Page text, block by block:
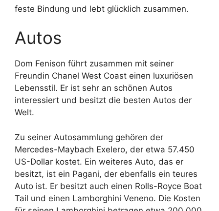
feste Bindung und lebt glücklich zusammen.
Autos
Dom Fenison führt zusammen mit seiner
Freundin Chanel West Coast einen luxuriösen
Lebensstil. Er ist sehr an schönen Autos
interessiert und besitzt die besten Autos der
Welt.
Zu seiner Autosammlung gehören der
Mercedes-Maybach Exelero, der etwa 57.450
US-Dollar kostet. Ein weiteres Auto, das er
besitzt, ist ein Pagani, der ebenfalls ein teures
Auto ist. Er besitzt auch einen Rolls-Royce Boat
Tail und einen Lamborghini Veneno. Die Kosten